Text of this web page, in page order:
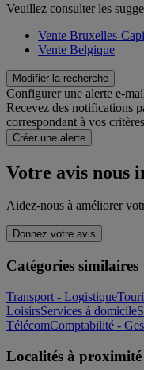
Veuillez consulter les
Vente Bruxelles-
Vente Belgique
Modifier la recherche
Configurer une alerte e-
Recevez des notifications
correspondant à vos
Créer une alerte
Votre avis nous
Aidez-nous à améliorer
Donnez votre avis
Catégories similaires
Transport - Logistique
LoisirsServices à domicile
TélécomComptabilité -
Localités à proximité